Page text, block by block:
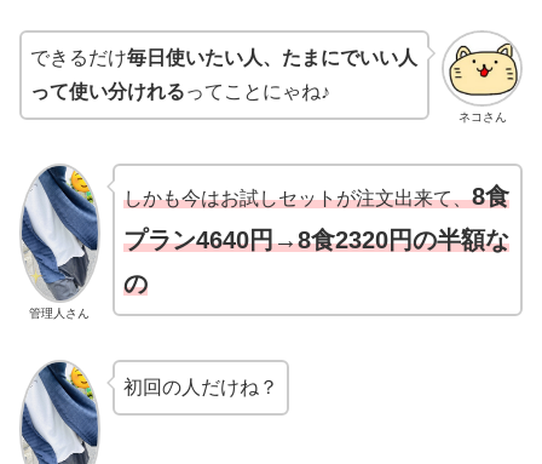
ネコさん
できるだけ毎日使いたい人、たまにでいい人
って使い分けれるってことにゃね♪
管理人さん
しかも今はお試しセットが注文出来て、8食
プラン4640円→8食2320円の半額な
の
初回の人だけね？